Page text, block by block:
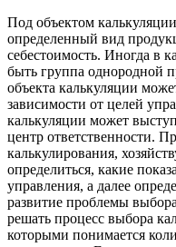
Под объектом
определенный вид
себестоимость. Иногда в
быть группа однородной
объекта калькуляции
зависимости от целей
калькуляции может
центр ответственности.
калькулирования,
определиться, какие
управления, а далее
развитие проблемы
решать процесс выбора
которыми понимается